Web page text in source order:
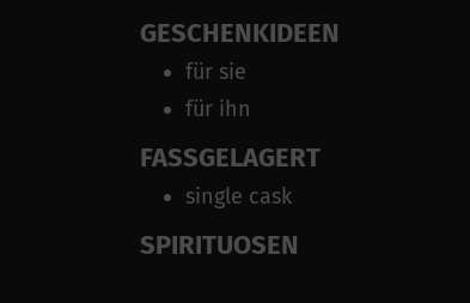
GESCHENKIDEEN
für sie
für ihn
FASSGELAGERT
single cask
SPIRITUOSEN